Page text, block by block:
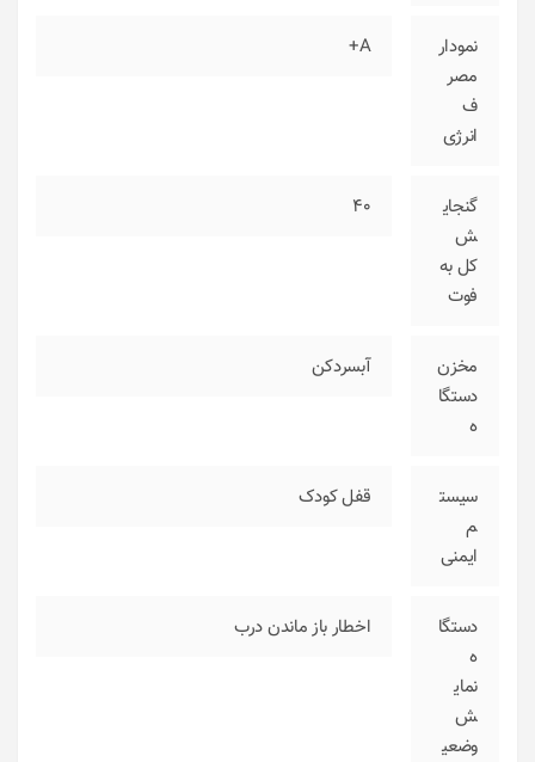
نمودار
مصر
ف
انرژی
A+
گنجای
ش
کل به
فوت
40
مخزن
دستگا
ه
آبسردکن
سیست
م
ایمنی
قفل کودک
دستگا
ه
نمای
ش
وضعی
اخطار باز ماندن درب